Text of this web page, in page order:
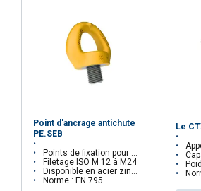
Point d'ancrage antichute
PE.SEB
Points de fixation pour EPI
Filetage ISO M 12 à M24
Disponible en acier zingué ou inoxydable
Norme : EN 795
Le
Apporte